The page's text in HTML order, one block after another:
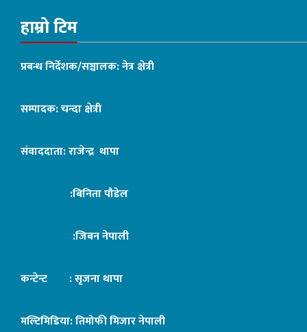
हाम्रो टिम
प्रबन्ध निर्देशक/सञ्चालक: नेत्र क्षेत्री
सम्पादक: चन्दा क्षेत्री
संवाददाता: राजेन्द्र थापा
:बिनिता पौडेल
:जिबन नेपाली
कन्टेन्ट : सृजना थापा
मल्टिमिडिया: तिमोफी मिजार नेपाली